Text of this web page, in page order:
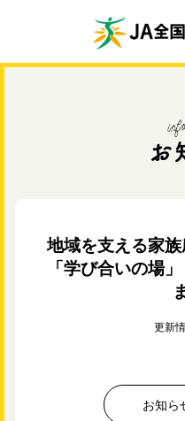
地域を支える家
「学び合いの場
更新
お知ら